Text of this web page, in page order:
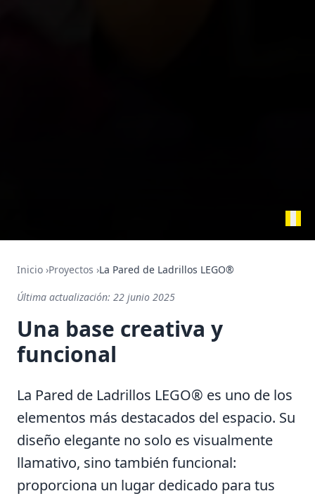
Inicio ›Proyectos ›La Pared de Ladrillos LEGO®
Última actualización: 22 junio 2025
Una base creativa y
funcional
La Pared de Ladrillos LEGO® es uno de los
elementos más destacados del espacio. Su
diseño elegante no solo es visualmente
llamativo, sino también funcional:
proporciona un lugar dedicado para tus